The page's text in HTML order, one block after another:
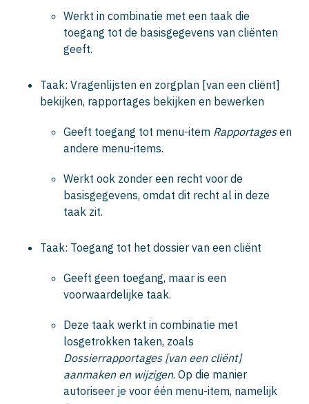
Werkt in combinatie met een taak die
toegang tot de basisgegevens van cliënten
geeft.
Taak: Vragenlijsten en zorgplan [van een cliënt]
bekijken, rapportages bekijken en bewerken
Geeft toegang tot menu-item Rapportagesen
andere menu-items.
Werkt ook zonder een recht voor de
basisgegevens, omdat dit recht al in deze
taak zit.
Taak: Toegang tot het dossier van een cliënt
Geeft geen toegang, maar is een
voorwaardelijke taak.
Deze taak werkt in combinatie met
losgetrokken taken, zoals
Dossierrapportages [van een cliënt]
aanmaken en wijzigen. Op die manier
autoriseer je voor één menu-item, namelijk